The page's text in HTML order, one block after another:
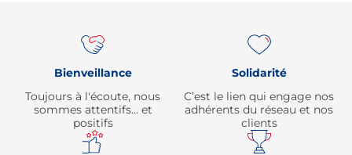
Bienveillance
Toujours à l'écoute, nous
sommes attentifs… et
positifs
Solidarité
C’est le lien qui engage nos
adhérents du réseau et nos
clients